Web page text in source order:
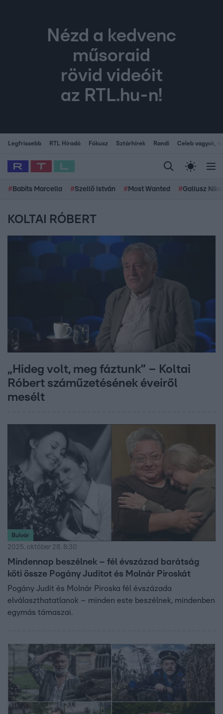
Nézd a kedvenc
műsoraid
rövid videóit
az RTL.hu-n!
Legfrissebb RTL Híradó Fókusz Sztárhírek Randi Celeb vagyok,
# Babits Marcella #Szellő István # Most Wanted #Gallusz
KOLTAI RÓBERT
„Hideg volt, meg fáztunk” – Koltai
Róbert száműzetésének éveiről
mesélt
Bulvár
2025. október 28. 8:30
Mindennap beszélnek – fél évszázad barátság
köti össze Pogány Juditot és Molnár Piroskát
Pogány Judit és Molnár Piroska fél évszázada
elválaszthatatlanok – minden este beszélnek, mindenben
egymás támaszai.